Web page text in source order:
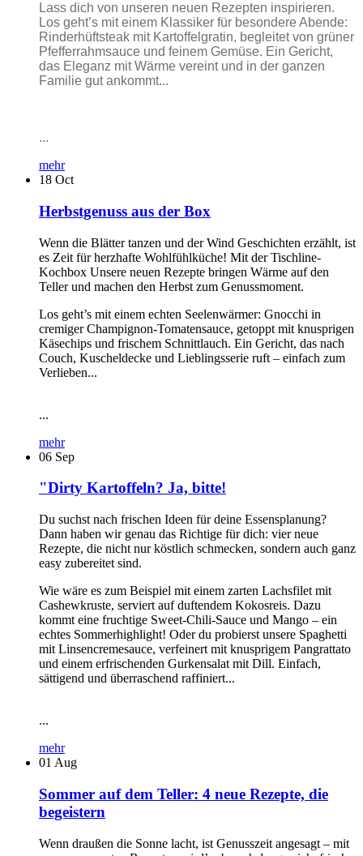
Lass dich von unseren neuen Rezepten inspirieren.
Los geht’s mit einem Klassiker für besondere Abende:
Rinderhüftsteak mit Kartoffelgratin, begleitet von grüner
Pfefferrahmsauce und feinem Gemüse. Ein Gericht,
das Eleganz mit Wärme vereint und in der ganzen
Familie gut ankommt...
...
mehr
18 Oct
Herbstgenuss aus der Box
Wenn die Blätter tanzen und der Wind Geschichten erzählt, ist
es Zeit für herzhafte Wohlfühlküche! Mit der Tischline-
Kochbox Unsere neuen Rezepte bringen Wärme auf den
Teller und machen den Herbst zum Genussmoment.
Los geht’s mit einem echten Seelenwärmer: Gnocchi in
cremiger Champignon-Tomatensauce, getoppt mit knusprigen
Käsechips und frischem Schnittlauch. Ein Gericht, das nach
Couch, Kuscheldecke und Lieblingsserie ruft – einfach zum
Verlieben...
...
mehr
06 Sep
"Dirty Kartoffeln? Ja, bitte!
Du suchst nach frischen Ideen für deine Essensplanung?
Dann haben wir genau das Richtige für dich: vier neue
Rezepte, die nicht nur köstlich schmecken, sondern auch ganz
easy zubereitet sind.
Wie wäre es zum Beispiel mit einem zarten Lachsfilet mit
Cashewkruste, serviert auf duftendem Kokosreis. Dazu
kommt eine fruchtige Sweet-Chili-Sauce und Mango – ein
echtes Sommerhighlight! Oder du probierst unsere Spaghetti
mit Linsencremesauce, verfeinert mit knusprigem Pangrattato
und einem erfrischenden Gurkensalat mit Dill. Einfach,
sättigend und überraschend raffiniert...
...
mehr
01 Aug
Sommer auf dem Teller: 4 neue Rezepte, die
begeistern
Wenn draußen die Sonne lacht, ist Genusszeit angesagt – mit